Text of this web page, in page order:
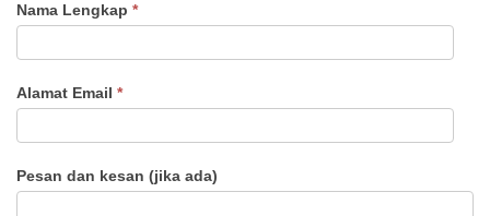
Saran
Masukan
Kursus
Air
Limbah
Nama Lengkap *
Alamat Email *
Pesan dan kesan (jika ada)